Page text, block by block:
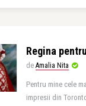
Regina
de Amalia Nita
Pentru mine cele
impresii din